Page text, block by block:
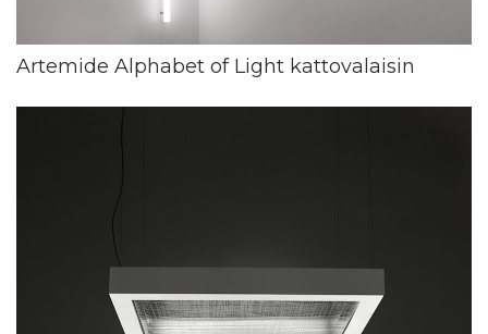
Artemide Alphabet of Light kattovalaisin